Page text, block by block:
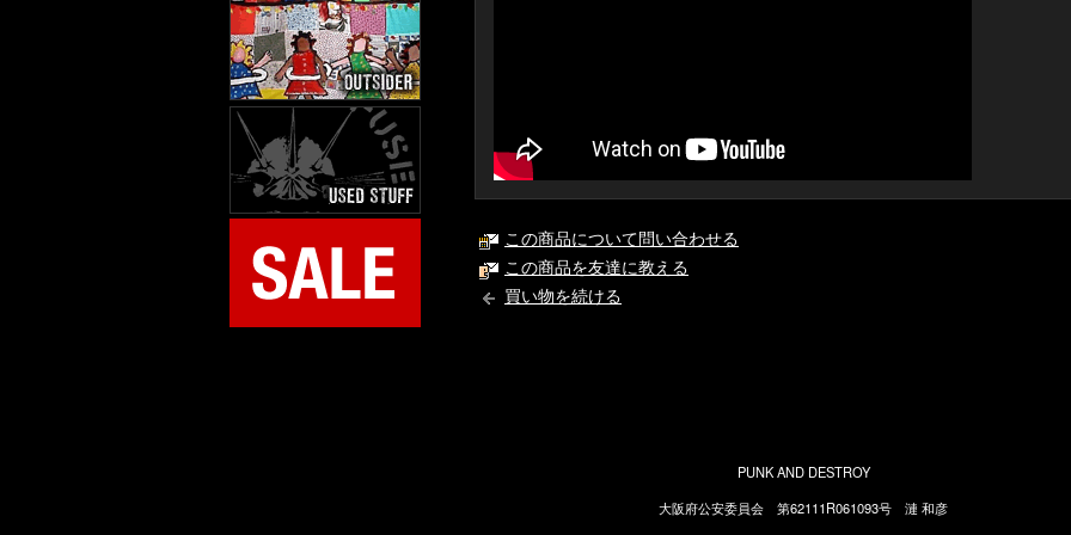
この商品について問い合わせる
この商品を友達に教える
買い物を続ける
PUNK AND DESTROY
大阪府公安委員会 第62111R061093号 漣 和彦